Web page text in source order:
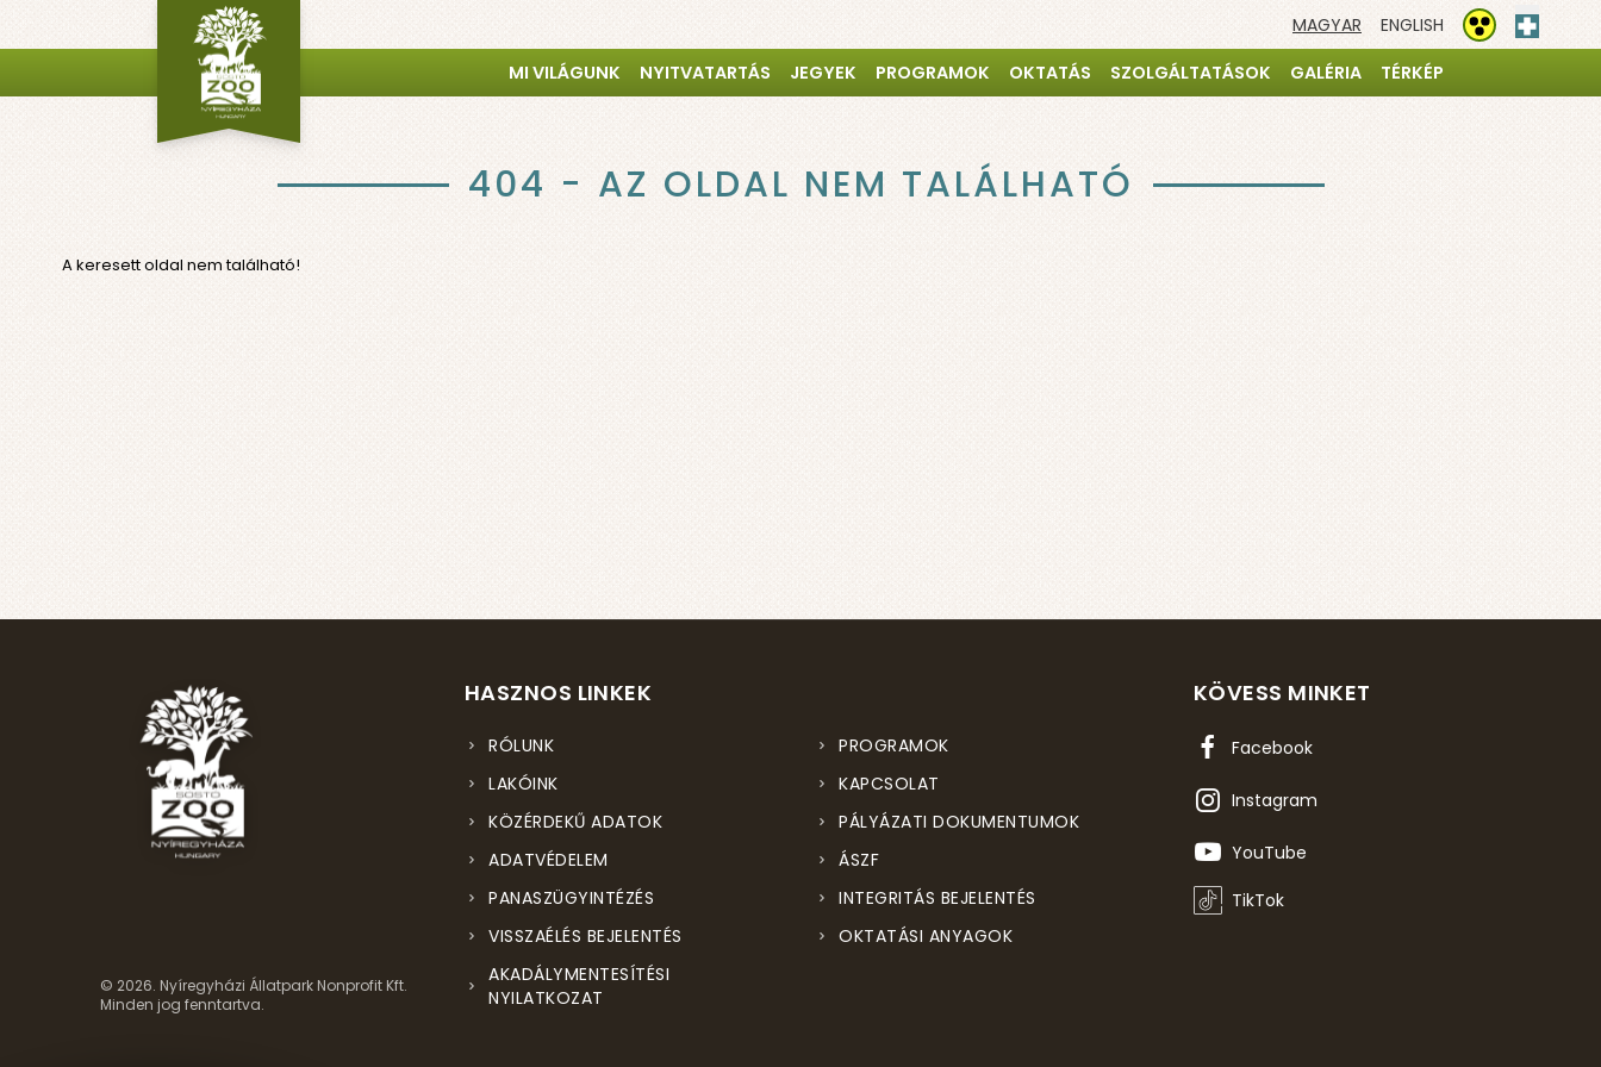
MAGYAR
ENGLISH
MI VILÁGUNK
NYITVATARTÁS JEGYEK PROGRAMOK OKTATÁS SZOLGÁLTATÁSOK GALÉRIA TÉRKÉP
404 - AZ OLDAL NEM TALÁLHATÓ
A keresett oldal nem található!
© 2026. Nyíregyházi Állatpark Nonprofit Kft.
Minden jog fenntartva.
HASZNOS LINKEK
RÓLUNK
PROGRAMOK
LAKÓINK
KAPCSOLAT
KÖZÉRDEKŰ ADATOK
PÁLYÁZATI DOKUMENTUMOK
ADATVÉDELEM
ÁSZF
PANASZÜGYINTÉZÉS
INTEGRITÁS BEJELENTÉS
VISSZAÉLÉS BEJELENTÉS
OKTATÁSI ANYAGOK
AKADÁLYMENTESÍTÉSI
NYILATKOZAT
KÖVESS MINKET
Facebook
Instagram
YouTube
TikTok